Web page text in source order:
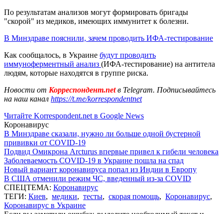
По результатам анализов могут формировать бригады
"скорой" из медиков, имеющих иммунитет к болезни.
В Минздраве пояснили, зачем проводить ИФА-тестирование
Как сообщалось, в Украине будут проводить
иммуноферментный анализ (ИФА-тестирование) на антитела
людям, которые находятся в группе риска.
Новости от Корреспондент.netв Telegram. Подписывайтесь
на наш канал https://t.me/korrespondentnet
Читайте Korrespondent.net в Google News
Коронавирус
В Минздраве сказали, нужно ли больше одной бустерной
прививки от COVID-19
Подвид Омикрона Arcturus впервые привел к гибели человека
Заболеваемость COVID-19 в Украине пошла на спад
Новый вариант коронавируса попал из Индии в Европу
В США отменили режим ЧС, введенный из-за COVID
СПЕЦТЕМА: Коронавирус
ТЕГИ: Киев, медики, тесты, скорая помощь, Коронавирус,
Коронавирус в Украине